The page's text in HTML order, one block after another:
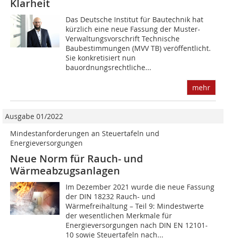
Klarheit
Das Deutsche Institut für Bautechnik hat
kürzlich eine neue Fassung der Muster-
Verwaltungsvorschrift Technische
Baubestimmungen (MVV TB) veröffentlicht.
Sie konkretisiert nun
bauordnungsrechtliche...
mehr
Ausgabe 01/2022
Mindestanforderungen an Steuertafeln und
Energieversorgungen
Neue Norm für Rauch- und
Wärmeabzugsanlagen
Im Dezember 2021 wurde die neue Fassung
der DIN 18232 Rauch- und
Wärmefreihaltung – Teil 9: Mindestwerte
der wesentlichen Merkmale für
Energieversorgungen nach DIN EN 12101-
10 sowie Steuertafeln nach...